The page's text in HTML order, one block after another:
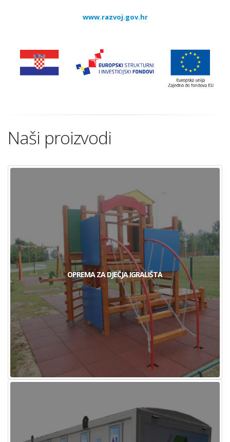
www.razvoj.gov.hr
Naši proizvodi
OPREMA ZA DJEČJA IGRALIŠTA